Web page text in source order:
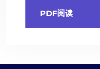
PDF阅读